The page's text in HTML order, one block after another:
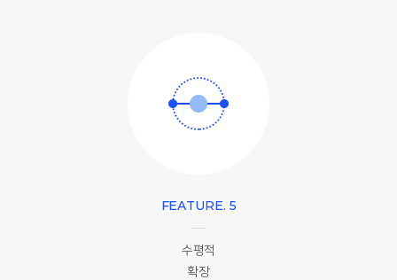
FEATURE. 5
수평적
확장